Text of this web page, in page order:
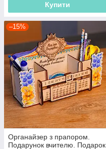
Купити
–15%
Органайзер з прапором.
Подарунок вчителю. Подарок